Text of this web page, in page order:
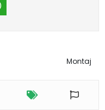
Montaj